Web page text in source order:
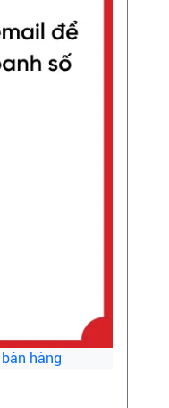
hàng